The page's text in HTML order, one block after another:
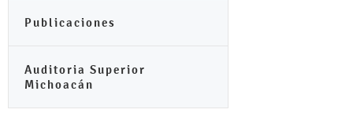
Publicaciones
Auditoria Superior
Michoacán